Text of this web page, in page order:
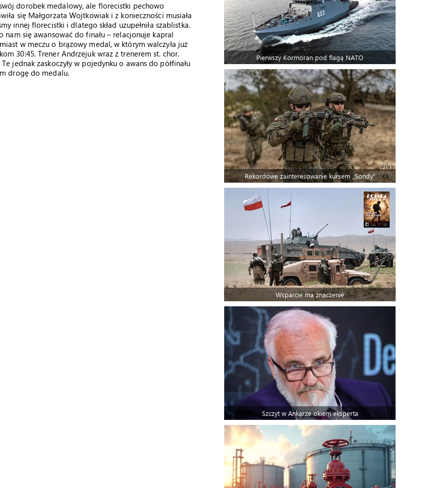
dorobek medalowy, ale florecistki pechowo
się Małgorzata Wojtkowiak i z konieczności musiała
innej florecistki i dlatego skład uzupełniła szablistka.
nam się awansować do finału – relacjonuje kapral
w meczu o brązowy medal, w którym walczyła już
30:45. Trener Andrzejuk wraz z trenerem st. chor.
jednak zaskoczyły w pojedynku o awans do półfinału
drogę do medalu.
Pierwszy Kormoran pod flagą NATO
Rekordowe zainteresowanie kursem „Sondy”
Wsparcie ma znaczenie
Szczyt w Ankarze okiem eksperta